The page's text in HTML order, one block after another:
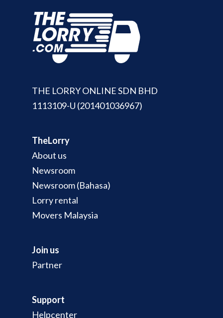
THE LORRY ONLINE SDN BHD
1113109-U (201401036967)
TheLorry
About us
Newsroom
Newsroom (Bahasa)
Lorry rental
Movers Malaysia
Join us
Partner
Support
Helpcenter